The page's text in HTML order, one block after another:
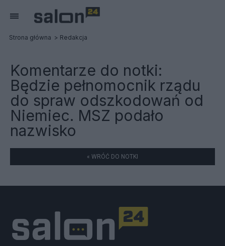
Strona główna Redakcja
Komentarze do notki:
Będzie pełnomocnik rządu
do spraw odszkodowań od
Niemiec. MSZ podało
nazwisko
« WRÓĆ DO NOTKI